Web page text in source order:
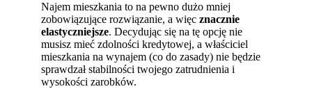
Najem mieszkania to na pewno dużo mniej
zobowiązujące rozwiązanie, a więcznacznie
elastyczniejsze. Decydując się na tę opcję nie
musisz mieć zdolności kredytowej, a właściciel
mieszkania na wynajem (co do zasady) nie będzie
sprawdzał stabilności twojego zatrudnienia i
wysokości zarobków.